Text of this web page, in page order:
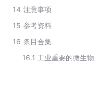
14 注意事项
15 参考资料
16 条目合集
16.1 工业重要的微生物